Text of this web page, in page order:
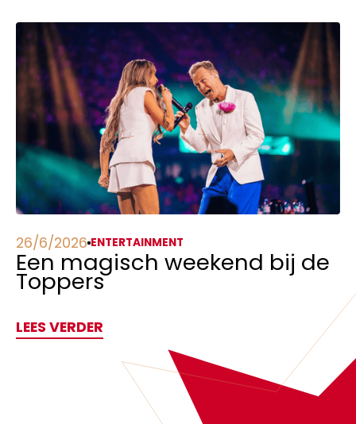
Een magisch weekend bij de
Toppers
26/6/2026 ENTERTAINMENT
LEES VERDER